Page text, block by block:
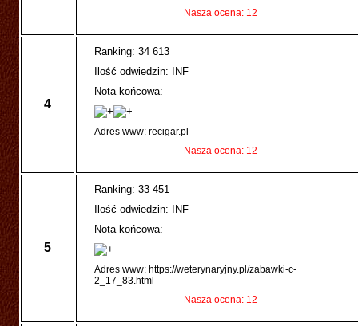
Nasza ocena: 12
4
Ranking: 34 613
Ilość odwiedzin: INF
Nota końcowa:
Adres www: recigar.pl
Nasza ocena: 12
5
Ranking: 33 451
Ilość odwiedzin: INF
Nota końcowa:
Adres www: https://weterynaryjny.pl/zabawki-c-
2_17_83.html
Nasza ocena: 12